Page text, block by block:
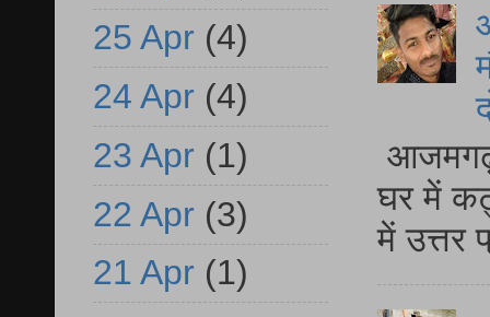
घर में
में
25 Apr (4)
24 Apr (4)
23 Apr (1)
22 Apr (3)
21 Apr (1)